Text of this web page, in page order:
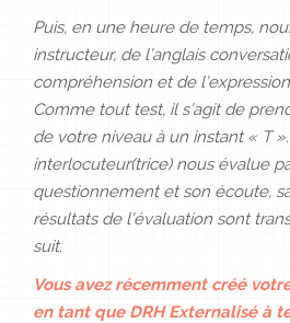
Puis, en une heure de temps,
instructeur, de l’anglais
compréhension et de
Comme tout test, il s’agit de
de votre niveau à un instant « T
interlocuteur(trice) nous évalue
questionnement et son écoute,
résultats de l’évaluation sont
suit.
Vous avez récemment créé
en tant que DRH Externalisé à